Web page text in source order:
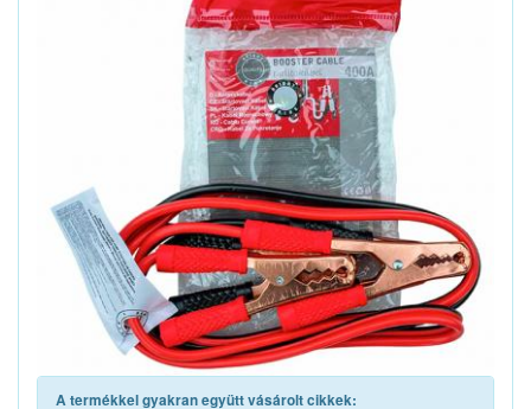
A termékkel gyakran együtt vásárolt cikkek: